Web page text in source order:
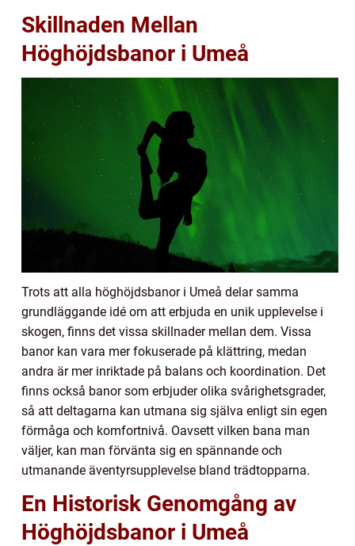
Skillnaden Mellan
Höghöjdsbanor i Umeå
Trots att alla höghöjdsbanor i Umeå delar samma
grundläggande idé om att erbjuda en unik upplevelse i
skogen, finns det vissa skillnader mellan dem. Vissa
banor kan vara mer fokuserade på klättring, medan
andra är mer inriktade på balans och koordination. Det
finns också banor som erbjuder olika svårighetsgrader,
så att deltagarna kan utmana sig själva enligt sin egen
förmåga och komfortnivå. Oavsett vilken bana man
väljer, kan man förvänta sig en spännande och
utmanande äventyrsupplevelse bland trädtopparna.
En Historisk Genomgång av
Höghöjdsbanor i Umeå